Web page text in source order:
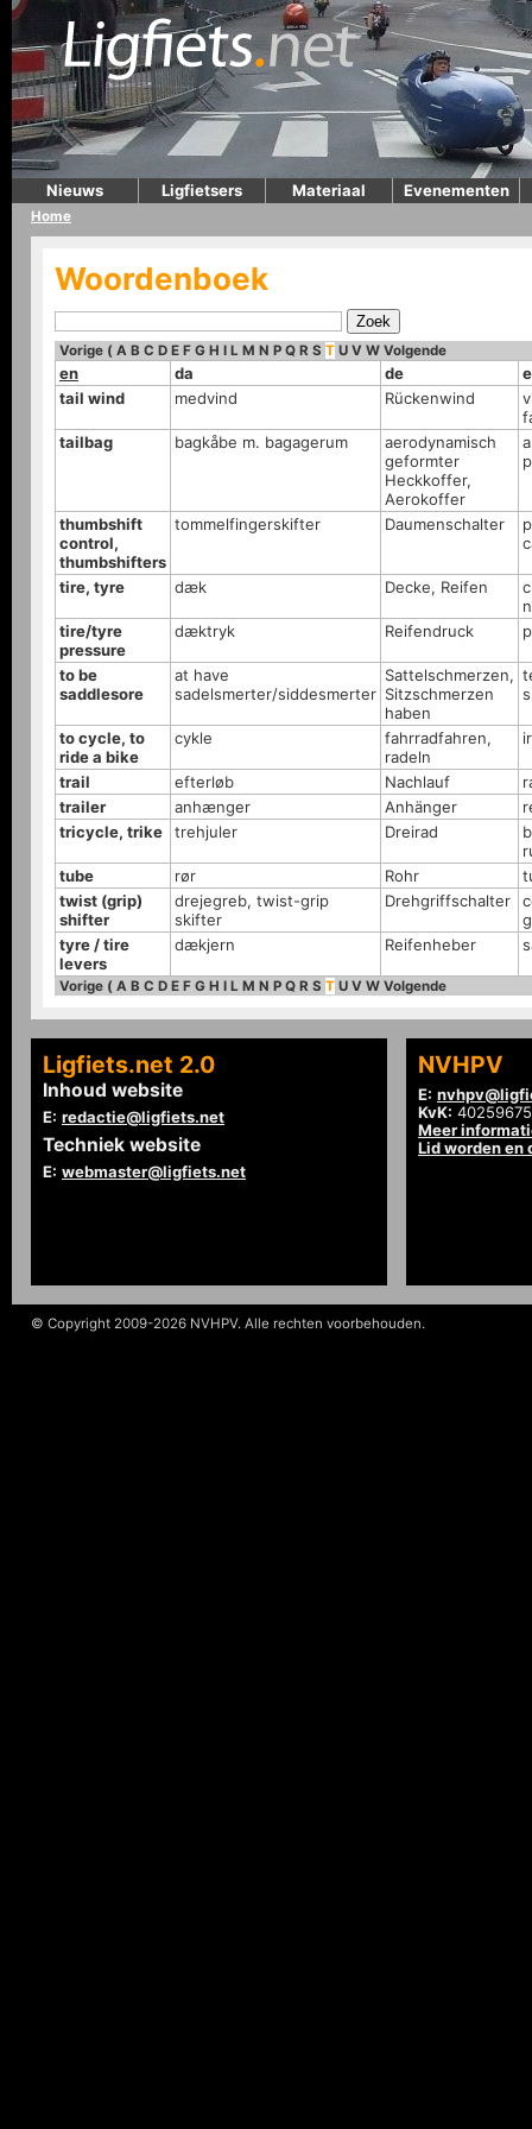
Nieuws Ligfietsers Materiaal Evenementen
Home
Woordenboek
Vorige ( A B C D E F G H I L M N P Q R S T U V W Volgende
en da de
tail wind
medvind Rückenwind
tailbag
bagkåbe m. bagagerum
aerodynamisch
geformter
Heckkoffer,
Aerokoffer
thumbshift
control,
thumbshifters
tommelfingerskifter Daumenschalter
tire, tyre dæk Decke, Reifen
tire/tyre
pressure
dæktryk Reifendruck
to be
saddlesore
at have
sadelsmerter/siddesmerter
Sattelschmerzen,
Sitzschmerzen
haben
to cycle, to
ride a bike
cykle
fahrradfahren,
radeln
trail efterløb Nachlauf
trailer
anhænger Anhänger
tricycle, trike
trehjuler Dreirad
tube
rør Rohr
twist (grip)
shifter
drejegreb, twist-grip
skifter
Drehgriffschalter
tyre / tire
levers
dækjern Reifenheber
Vorige ( A B C D E F G H I L M N P Q R S T U V W Volgende
Ligfiets.net 2.0
Inhoud website
E: redactie@ligfiets.net
Techniek website
E: webmaster@ligfiets.net
NVHPV
E:
KvK: 40259675
Meer
Lid worden en
© Copyright 2009-2026 NVHPV. Alle rechten voorbehouden.